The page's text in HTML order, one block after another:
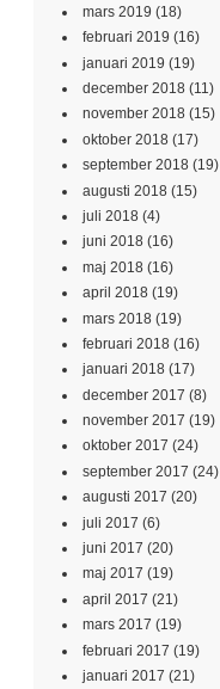
mars 2019 (18)
februari 2019 (16)
januari 2019 (19)
december 2018 (11)
november 2018 (15)
oktober 2018 (17)
september 2018 (19)
augusti 2018 (15)
juli 2018 (4)
juni 2018 (16)
maj 2018 (16)
april 2018 (19)
mars 2018 (19)
februari 2018 (16)
januari 2018 (17)
december 2017 (8)
november 2017 (19)
oktober 2017 (24)
september 2017 (24)
augusti 2017 (20)
juli 2017 (6)
juni 2017 (20)
maj 2017 (19)
april 2017 (21)
mars 2017 (19)
februari 2017 (19)
januari 2017 (21)